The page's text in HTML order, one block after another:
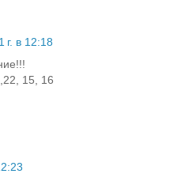
г. в 12:18
15, 16